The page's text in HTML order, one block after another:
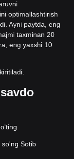
optimallashtirish
Ayni paytda, eng
taxminan 20
eng yaxshi 10
o'ting
Sotib